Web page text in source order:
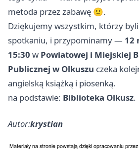
metoda przez zabawę 🙂.
Dziękujemy wszystkim, którzy
spotkaniu, i przypominamy — 12
15:30 w Powiatowej i Miejskiej
Publicznej w Olkuszu czeka
angielską książką i piosenką.
na podstawie: Biblioteka Olkusz.
Autor:krystian